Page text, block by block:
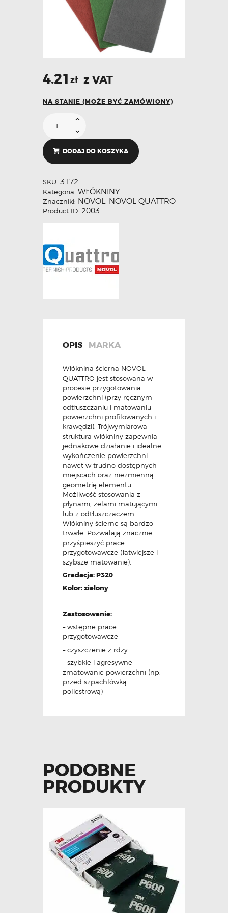
4.21 zł z VAT
NA STANIE (MOŻE BYĆ ZAMÓWIONY)
DODAJ DO KOSZYKA
SKU: 3172
Kategoria: WŁÓKNINY
Znaczniki: NOVOL NOVOL QUATTRO
Product ID: 2003
OPIS MARKA
Włóknina ścierna NOVOL
QUATTRO jest stosowana w
procesie przygotowania
powierzchni (przy ręcznym
odtłuszczaniu i matowaniu
powierzchni profilowanych i
krawędzi). Trójwymiarowa
struktura włókniny zapewnia
jednakowe działanie i idealne
wykończenie powierzchni
nawet w trudno dostępnych
miejscach oraz niezmienną
geometrię elementu.
Możliwość stosowania z
płynami, żelami matującymi
lub z odtłuszczaczem.
Włókniny ścierne są bardzo
trwałe. Pozwalają znacznie
przyśpieszyć prace
przygotowawcze (łatwiejsze i
szybsze matowanie).
Gradacja: P320
Kolor: zielony
Zastosowanie:
– wstępne prace
przygotowawcze
– czyszczenie z rdzy
– szybkie i agresywne
zmatowanie powierzchni (np.
przed szpachlówką
poliestrową)
PODOBNE
PRODUKTY